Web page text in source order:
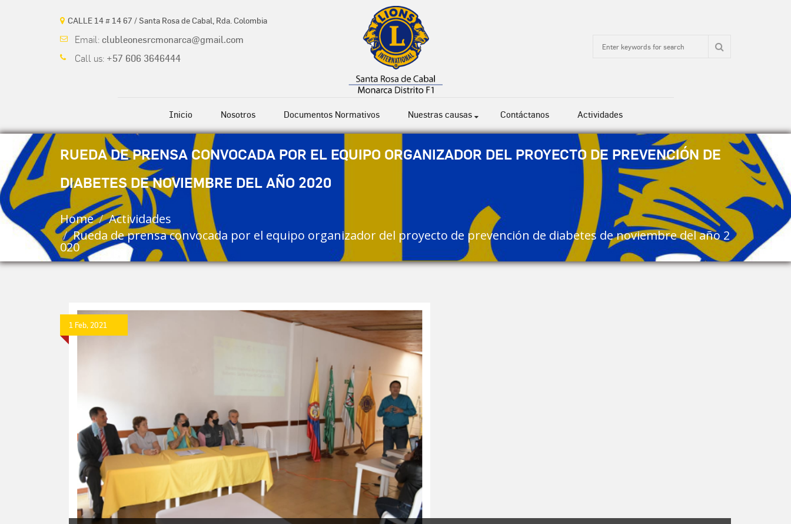
CALLE 14 # 14 67 / Santa Rosa de Cabal, Rda. Colombia
Email: clubleonesrcmonarca@gmail.com
Call us: +57 606 3646444
Inicio Nosotros Documentos Normativos Nuestras causas Contáctanos Actividades
RUEDA DE PRENSA CONVOCADA POR EL EQUIPO ORGANIZADOR DEL PROYECTO DE PREVENCIÓN DE
DIABETES DE NOVIEMBRE DEL AÑO 2020
Home
Actividades
Rueda de prensa convocada por el equipo organizador del proyecto de prevención de diabetes de noviembre del año 2
020
1 Feb, 2021